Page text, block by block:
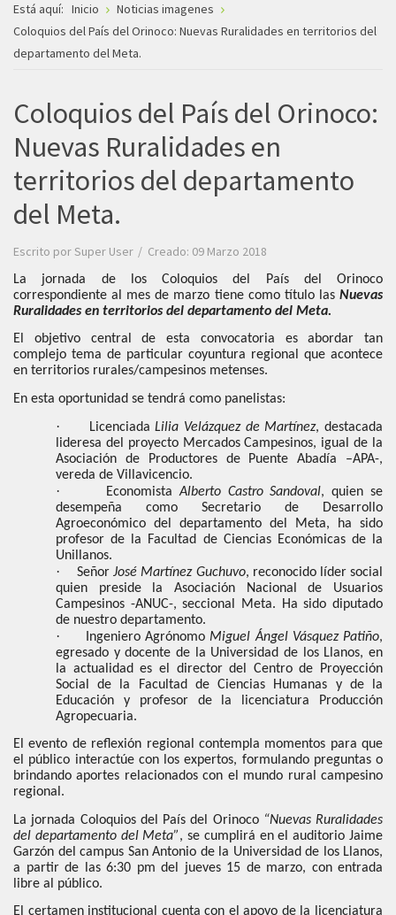
Está aquí: Inicio
Noticias imagenes
Coloquios del País del Orinoco: Nuevas Ruralidades en territorios del
departamento del Meta.
Coloquios del País del Orinoco:
Nuevas Ruralidades en
territorios del departamento
del Meta.
Escrito porSuper User Creado: 09 Marzo 2018
La jornada de los Coloquios del País del Orinoco
correspondiente al mes de marzo tiene como título las Nuevas
Ruralidades en territorios del departamento del Meta.
El objetivo central de esta convocatoria es abordar tan
complejo tema de particular coyuntura regional que acontece
en territorios rurales/campesinos metenses.
En esta oportunidad se tendrá como panelistas:
· LicenciadaLilia Velázquez de Martínez, destacada
lideresa del proyecto Mercados Campesinos, igual de la
Asociación de Productores de Puente Abadía –APA-,
vereda de Villavicencio.
· EconomistaAlberto Castro Sandoval, quien se
desempeña como Secretario de Desarrollo
Agroeconómico del departamento del Meta, ha sido
profesor de la Facultad de Ciencias Económicas de la
Unillanos.
· SeñorJosé Martínez Guchuvo, reconocido líder social
quien preside la Asociación Nacional de Usuarios
Campesinos -ANUC-, seccional Meta. Ha sido diputado
de nuestro departamento.
· Ingeniero Agrónomo Miguel Ángel Vásquez Patiño,
egresado y docente de la Universidad de los Llanos, en
la actualidad es el director del Centro de Proyección
Social de la Facultad de Ciencias Humanas y de la
Educación y profesor de la licenciatura Producción
Agropecuaria.
El evento de reflexión regional contempla momentos para que
el público interactúe con los expertos, formulando preguntas o
brindando aportes relacionados con el mundo rural campesino
regional.
La jornada Coloquios del País del Orinoco “Nuevas Ruralidades
del departamento del Meta”, se cumplirá en el auditorio Jaime
Garzón del campus San Antonio de la Universidad de los Llanos,
a partir de las 6:30 pm del jueves 15 de marzo, con entrada
libre al público.
El certamen institucional cuenta con el apoyo de la licenciatura